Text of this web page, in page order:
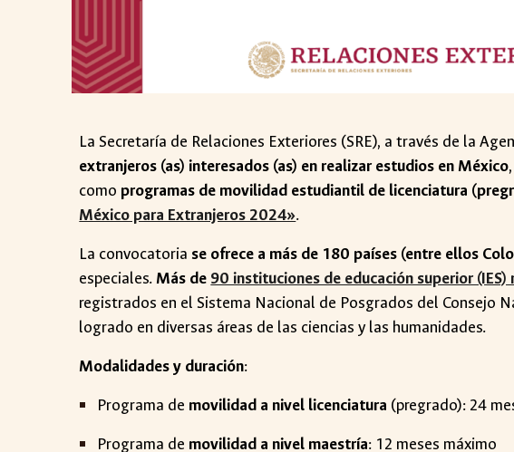
La Secretaría de Relaciones Exteriores (SRE), a través de la
extranjeros (as) interesados (as) en realizar estudios en México
como programas de movilidad estudiantil de licenciatura
México para Extranjeros 2024».
La convocatoria se ofrece a más de 180 países (entre ellos
especiales.Más de 90 instituciones de educación superior
registrados en el Sistema Nacional de Posgrados del Consejo
logrado en diversas áreas de las ciencias y las humanidades.
Modalidades y duración:
Programa de movilidad a nivel licenciatura (pregrado): 24
Programa de movilidad a nivel maestría: 12 meses máximo